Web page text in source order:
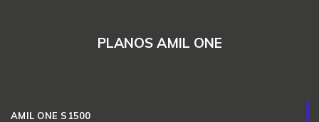
PLANOS AMIL ONE
AMIL ONE S1500